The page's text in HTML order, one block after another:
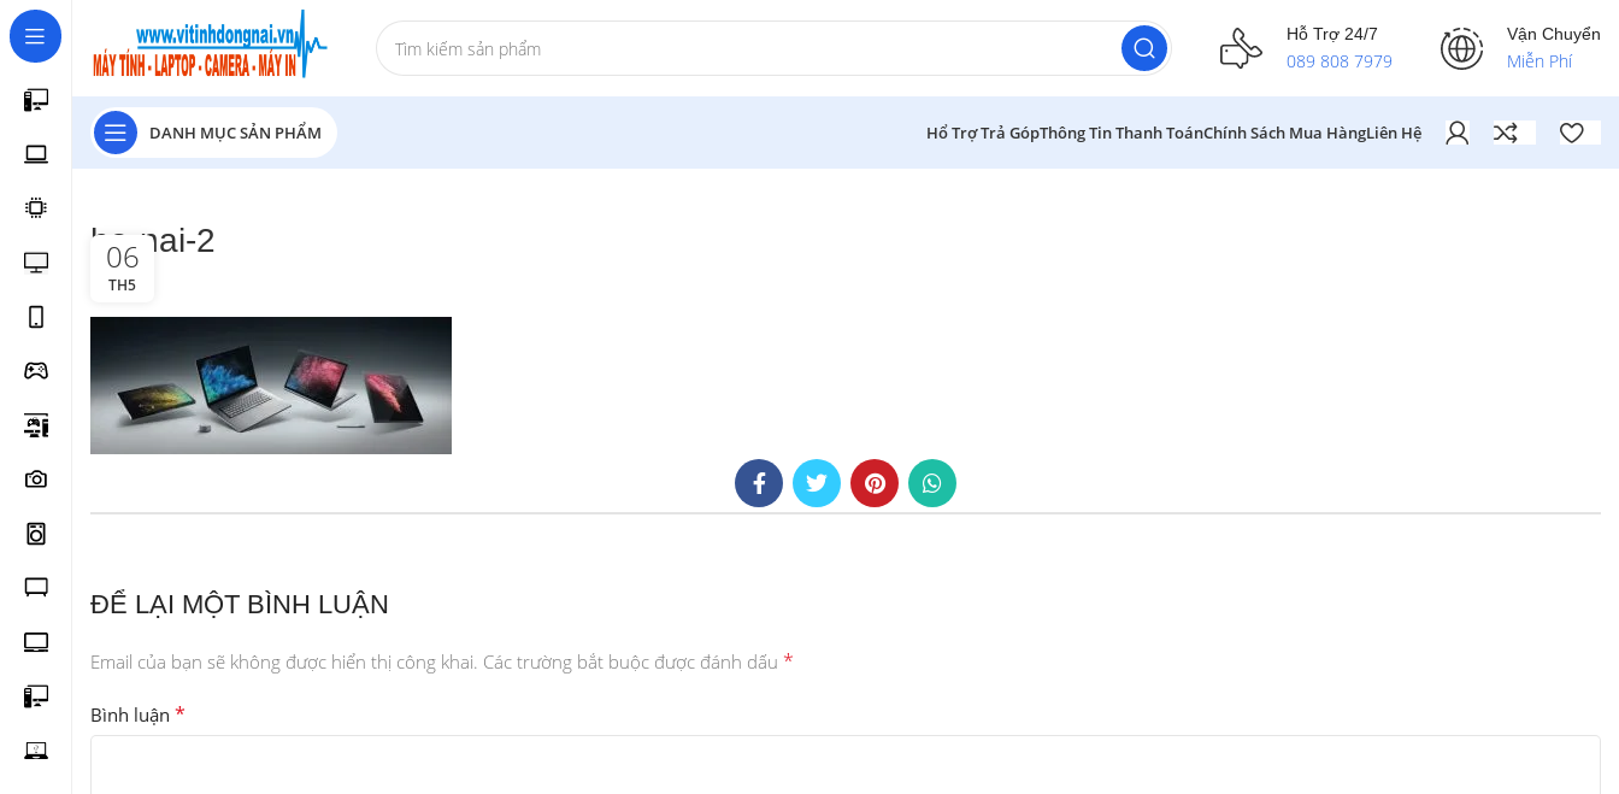
Hỗ Trợ 24/7
089 808 7979
Vận Chuyển
Miễn Phí
DANH MỤC SẢN PHẨM Hổ Trợ Trả GópThông Tin Thanh ToánChính Sách Mua HàngLiên Hệ
ho-nai-2
06
TH5
ĐỂ LẠI MỘT BÌNH LUẬN
Email của bạn sẽ không được hiển thị công khai. Các trường bắt buộc được đánh dấu *
Bình luận *